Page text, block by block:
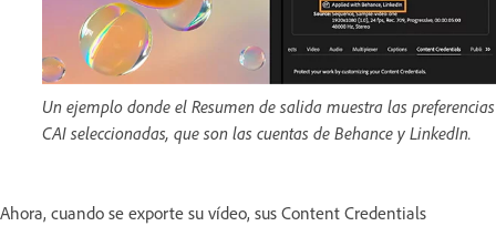
Un ejemplo donde el Resumen de salida muestra las preferencias
CAI seleccionadas, que son las cuentas de Behance y LinkedIn.
Ahora, cuando se exporte su vídeo, sus Content Credentials